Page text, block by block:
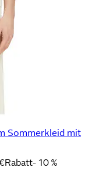
Sommerkleid mit
Rabatt- 10 %